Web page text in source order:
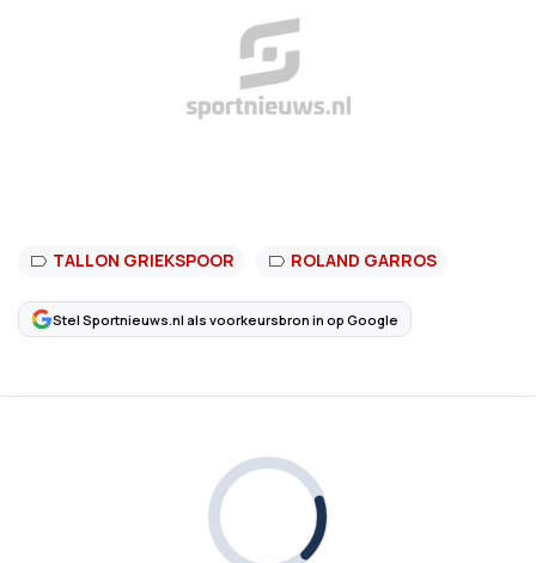
TALLON GRIEKSPOOR ROLAND GARROS
Stel Sportnieuws.nl als voorkeursbron in op Google